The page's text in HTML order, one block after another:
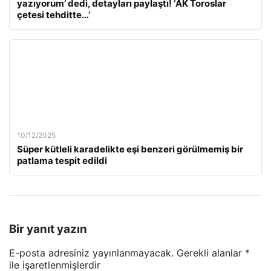
yazıyorum’ dedi, detayları paylaştı! ‘AK Toroslar
çetesi tehditte…’
10/12/2025
Süper kütleli karadelikte eşi benzeri görülmemiş bir
patlama tespit edildi
Bir yanıt yazın
E-posta adresiniz yayınlanmayacak. Gerekli alanlar *
ile işaretlenmişlerdir